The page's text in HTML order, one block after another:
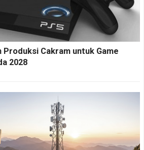
Cakram untuk Game
2028